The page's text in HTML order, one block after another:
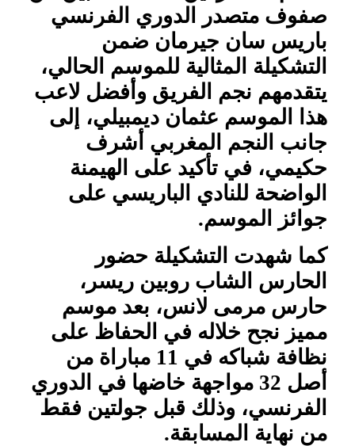
صفوف متصدر الدوري الفرنسي
باريس سان جيرمان ضمن
التشكيلة المثالية للموسم الحالي،
يتقدمهم نجم الفريق وأفضل لاعب
هذا الموسم عثمان ديمبيلي، إلى
جانب النجم المغربي أشرف
حكيمي، في تأكيد على الهيمنة
الواضحة للنادي الباريسي على
جوائز الموسم.
كما شهدت التشكيلة حضور
الحارس الشاب روبين ريسر،
حارس مرمى لانس، بعد موسم
مميز نجح خلاله في الحفاظ على
نظافة شباكه في 11 مباراة من
أصل 32 مواجهة خاضها في الدوري
الفرنسي، وذلك قبل جولتين فقط
من نهاية المسابقة.